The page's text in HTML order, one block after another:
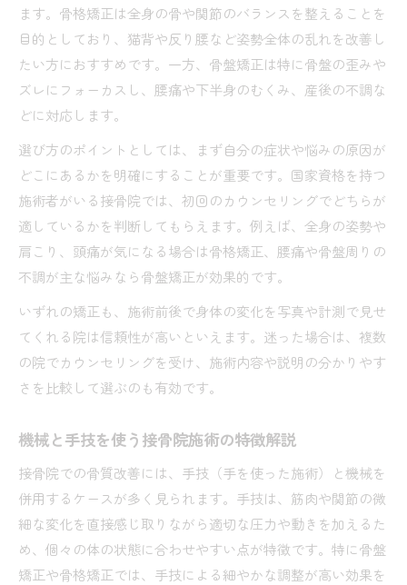
接骨院の骨質改善は一度で効果が出るのか
一度の矯正施術で体感できる変化の具体例
効果を持続させるための接骨院の工夫とは
骨盤矯正施術の直後に感じやすい変化まとめ
接骨院ならではのアフターケアやアドバイス紹
介
ます。骨格矯正は全身の骨や関節のバランスを整えることを
目的としており、猫背や反り腰など姿勢全体の乱れを改善し
たい方におすすめです。一方、骨盤矯正は特に骨盤の歪みや
ズレにフォーカスし、腰痛や下半身のむくみ、産後の不調な
どに対応します。
選び方のポイントとしては、まず自分の症状や悩みの原因が
どこにあるかを明確にすることが重要です。国家資格を持つ
施術者がいる接骨院では、初回のカウンセリングでどちらが
適しているかを判断してもらえます。例えば、全身の姿勢や
肩こり、頭痛が気になる場合は骨格矯正、腰痛や骨盤周りの
不調が主な悩みなら骨盤矯正が効果的です。
いずれの矯正も、施術前後で身体の変化を写真や計測で見せ
てくれる院は信頼性が高いといえます。迷った場合は、複数
の院でカウンセリングを受け、施術内容や説明の分かりやす
さを比較して選ぶのも有効です。
機械と手技を使う接骨院施術の特徴解説
接骨院での骨質改善には、手技（手を使った施術）と機械を
併用するケースが多く見られます。手技は、筋肉や関節の微
細な変化を直接感じ取りながら適切な圧力や動きを加えるた
め、個々の体の状態に合わせやすい点が特徴です。特に骨盤
矯正や骨格矯正では、手技による細やかな調整が高い効果を